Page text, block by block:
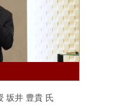
坂井 豊貴 氏